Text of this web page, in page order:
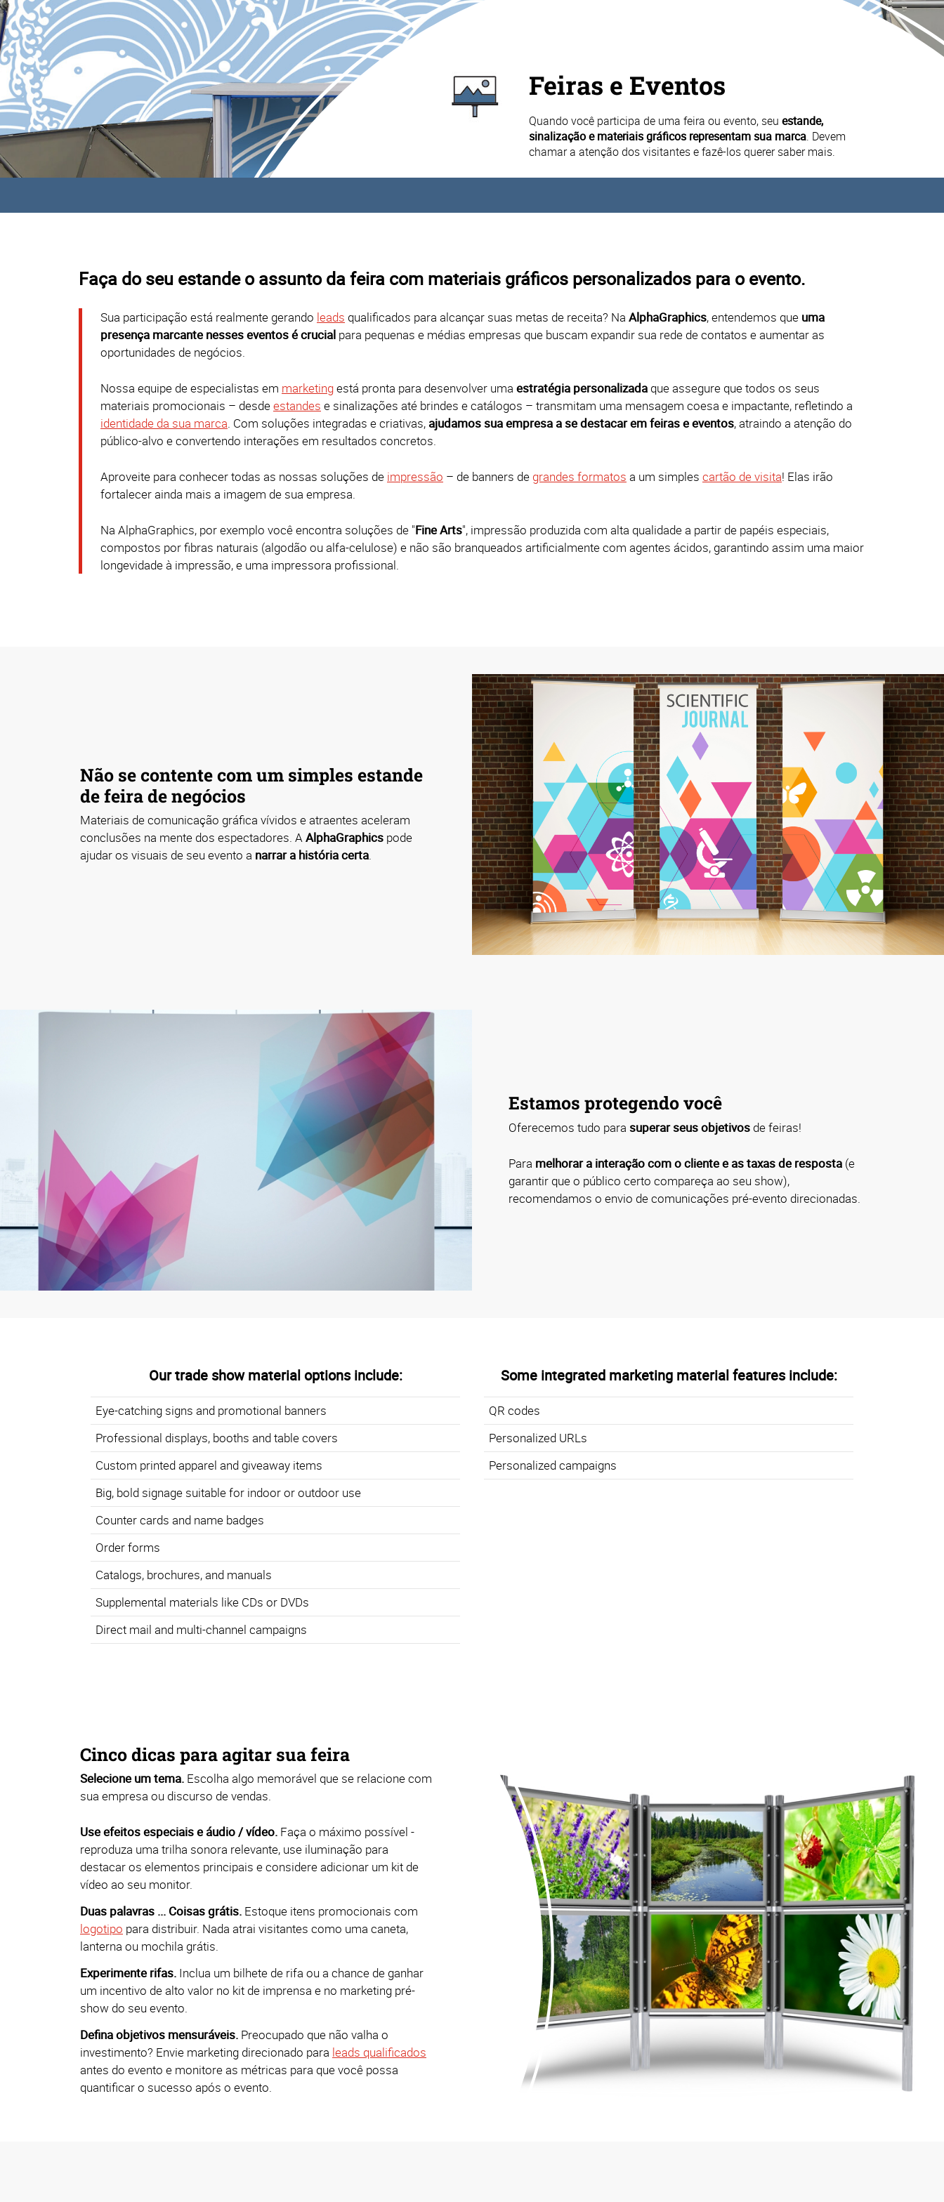
Feiras e Eventos
Quando você participa de uma feira ou evento, seu estande,
sinalização e materiais gráficos representam sua marca. Devem
chamar a atenção dos visitantes e fazê-los querer saber mais.
Faça do seu estande o assunto da feira com materiais gráficos personalizados para o evento.
Sua participação está realmente gerando leads qualificados para alcançar suas metas de receita? Na AlphaGraphics, entendemos que uma
presença marcante nesses eventos é crucial para pequenas e médias empresas que buscam expandir sua rede de contatos e aumentar as
oportunidades de negócios.
Nossa equipe de especialistas em marketingestá pronta para desenvolver uma estratégia personalizada que assegure que todos os seus
materiais promocionais – desdeestandes e sinalizações até brindes e catálogos – transmitam uma mensagem coesa e impactante, refletindo a
identidade da sua marca. Com soluções integradas e criativas, ajudamos sua empresa a se destacar em feiras e eventos, atraindo a atenção do
público-alvo e convertendo interações em resultados concretos.
Aproveite para conhecer todas as nossas soluções de impressão – de banners de grandes formatos a um simples cartão de visita! Elas irão
fortalecer ainda mais a imagem de sua empresa.
Na AlphaGraphics, por exemplo você encontra soluções de "Fine Arts", impressão produzida com alta qualidade a partir de papéis especiais,
compostos por fibras naturais (algodão ou alfa-celulose) e não são branqueados artificialmente com agentes ácidos, garantindo assim uma maior
longevidade à impressão, e uma impressora profissional.
Não se contente com um simples estande
de feira de negócios
Materiais de comunicação gráfica vívidos e atraentes aceleram
conclusões na mente dos espectadores. AAlphaGraphics pode
ajudar os visuais de seu evento a narrar a história certa.
Estamos protegendo você
Oferecemos tudo para superar seus objetivos de feiras!
Para melhorar a interação com o cliente e as taxas de resposta (e
garantir que o público certo compareça ao seu show),
recomendamos o envio de comunicações pré-evento direcionadas.
Our trade show material options include:
Eye-catching signs and promotional banners
Professional displays, booths and table covers
Custom printed apparel and giveaway items
Big, bold signage suitable for indoor or outdoor use
Counter cards and name badges
Order forms
Catalogs, brochures, and manuals
Supplemental materials like CDs or DVDs
Direct mail and multi-channel campaigns
Some integrated marketing material features include:
QR codes
Personalized URLs
Personalized campaigns
Cinco dicas para agitar sua feira
Selecione um tema. Escolha algo memorável que se relacione com
sua empresa ou discurso de vendas.
Use efeitos especiais e áudio / vídeo. Faça o máximo possível -
reproduza uma trilha sonora relevante, use iluminação para
destacar os elementos principais e considere adicionar um kit de
vídeo ao seu monitor.
Duas palavras ... Coisas grátis. Estoque itens promocionais com
logotipo para distribuir. Nada atrai visitantes como uma caneta,
lanterna ou mochila grátis.
Experimente rifas. Inclua um bilhete de rifa ou a chance de ganhar
um incentivo de alto valor no kit de imprensa e no marketing pré-
show do seu evento.
Defina objetivos mensuráveis. Preocupado que não valha o
investimento? Envie marketing direcionado para leads qualificados
antes do evento e monitore as métricas para que você possa
quantificar o sucesso após o evento.